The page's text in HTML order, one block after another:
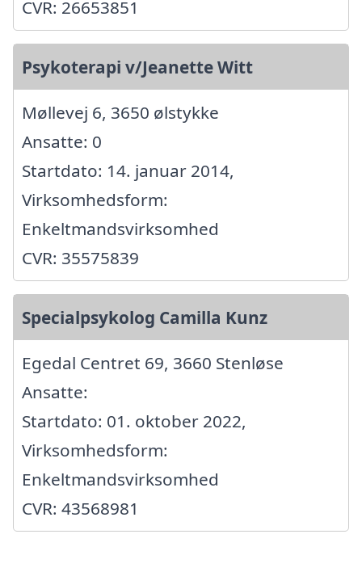
CVR: 26653851
Psykoterapi v/Jeanette Witt
Møllevej 6, 3650 ølstykke
Ansatte: 0
Startdato: 14. januar 2014,
Virksomhedsform:
Enkeltmandsvirksomhed
CVR: 35575839
Specialpsykolog Camilla Kunz
Egedal Centret 69, 3660 Stenløse
Ansatte:
Startdato: 01. oktober 2022,
Virksomhedsform:
Enkeltmandsvirksomhed
CVR: 43568981